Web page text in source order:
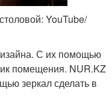
YouTube/
С их помощью
помещения. NUR.KZ
зеркал сделать в